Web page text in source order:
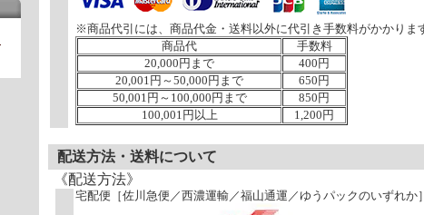
※商品代引には、商品代金・送料以外に代引き手数料がかかりま
商品代
手数料
20,000円まで
400円
20,001円～50,000円まで
650円
50,001円～100,000円まで
850円
100,001円以上
1,200円
配送方法・送料について
《配送方法》
宅配便［佐川急便／西濃運輸／福山通運／ゆうパックのいずれか